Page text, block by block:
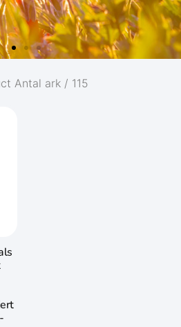
2026
nettsted og online
det enda enklere
inspirasjon og
på ett sted.
Antal ark / 115